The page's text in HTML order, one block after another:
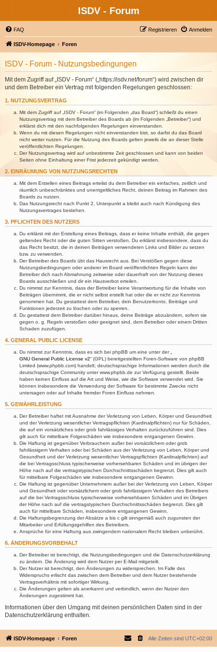
ISDV - Forum
FAQ Anmelden
Registrieren
ISDV-Homepage Foren
ISDV - Forum - Nutzungsbedingungen
Mit dem Zugriff auf „ISDV - Forum“ („https://isdv.net/forum“) wird zwischen dir
und dem Betreiber ein Vertrag mit folgenden Regelungen geschlossen:
1. NUTZUNGSVERTRAG
Mit dem Zugriff auf „ISDV - Forum“ (im Folgenden „das Board“) schließt du einen
Nutzungsvertrag mit dem Betreiber des Boards ab (im Folgenden „Betreiber“) und
erklärst dich mit den nachfolgenden Regelungen einverstanden.
Wenn du mit diesen Regelungen nicht einverstanden bist, so darfst du das Board
nicht weiter nutzen. Für die Nutzung des Boards gelten jeweils die an dieser Stelle
veröffentlichten Regelungen.
Der Nutzungsvertrag wird auf unbestimmte Zeit geschlossen und kann von beiden
Seiten ohne Einhaltung einer Frist jederzeit gekündigt werden.
2. EINRÄUMUNG VON NUTZUNGSRECHTEN
Mit dem Erstellen eines Beitrags erteilst du dem Betreiber ein einfaches, zeitlich und
räumlich unbeschränktes und unentgeltliches Recht, deinen Beitrag im Rahmen des
Boards zu nutzen.
Das Nutzungsrecht nach Punkt 2, Unterpunkt a bleibt auch nach Kündigung des
Nutzungsvertrages bestehen.
3. PFLICHTEN DES NUTZERS
Du erklärst mit der Erstellung eines Beitrags, dass er keine Inhalte enthält, die gegen
geltendes Recht oder die guten Sitten verstoßen. Du erklärst insbesondere, dass du
das Recht besitzt, die in deinen Beiträgen verwendeten Links und Bilder zu setzen
bzw. zu verwenden.
Der Betreiber des Boards übt das Hausrecht aus. Bei Verstößen gegen diese
Nutzungsbedingungen oder anderer im Board veröffentlichten Regeln kann der
Betreiber dich nach Abmahnung zeitweise oder dauerhaft von der Nutzung dieses
Boards ausschließen und dir ein Hausverbot erteilen.
Du nimmst zur Kenntnis, dass der Betreiber keine Verantwortung für die Inhalte von
Beiträgen übernimmt, die er nicht selbst erstellt hat oder die er nicht zur Kenntnis
genommen hat. Du gestattest dem Betreiber, dein Benutzerkonto, Beiträge und
Funktionen jederzeit zu löschen oder zu sperren.
Du gestattest dem Betreiber darüber hinaus, deine Beiträge abzuändern, sofern sie
gegen o. g. Regeln verstoßen oder geeignet sind, dem Betreiber oder einem Dritten
Schaden zuzufügen.
4. GENERAL PUBLIC LICENSE
Du nimmst zur Kenntnis, dass es sich bei phpBB um eine unter der „
GNU General Public License v2“ (GPL) bereitgestellten Foren-Software von phpBB
Limited (www.phpbb.com) handelt; deutschsprachige Informationen werden durch die
deutschsprachige Community unter www.phpbb.de zur Verfügung gestellt. Beide
haben keinen Einfluss auf die Art und Weise, wie die Software verwendet wird. Sie
können insbesondere die Verwendung der Software für bestimmte Zwecke nicht
untersagen oder auf Inhalte fremder Foren Einfluss nehmen.
5. GEWÄHRLEISTUNG
Der Betreiber haftet mit Ausnahme der Verletzung von Leben, Körper und Gesundheit
und der Verletzung wesentlicher Vertragspflichten (Kardinalpflichten) nur für Schäden,
die auf ein vorsätzliches oder grob fahrlässiges Verhalten zurückzuführen sind. Dies
gilt auch für mittelbare Folgeschäden wie insbesondere entgangenen Gewinn.
Die Haftung ist gegenüber Verbrauchern außer bei vorsätzlichem oder grob
fahrlässigem Verhalten oder bei Schäden aus der Verletzung von Leben, Körper und
Gesundheit und der Verletzung wesentlicher Vertragspflichten (Kardinalpflichten) auf
die bei Vertragsschluss typischerweise vorhersehbaren Schäden und im übrigen der
Höhe nach auf die vertragstypischen Durchschnittsschäden begrenzt. Dies gilt auch
für mittelbare Folgeschäden wie insbesondere entgangenen Gewinn.
Die Haftung ist gegenüber Unternehmern außer bei der Verletzung von Leben, Körper
und Gesundheit oder vorsätzlichem oder grob fahrlässigem Verhalten des Betreibers
auf die bei Vertragsschluss typischerweise vorhersehbaren Schäden und im Übrigen
der Höhe nach auf die vertragstypischen Durchschnittsschäden begrenzt. Dies gilt
auch für mittelbare Schäden, insbesondere entgangenen Gewinn.
Die Haftungsbegrenzung der Absätze a bis c gilt sinngemäß auch zugunsten der
Mitarbeiter und Erfüllungsgehilfen des Betreibers.
Ansprüche für eine Haftung aus zwingendem nationalem Recht bleiben unberührt.
6. ÄNDERUNGSVORBEHALT
Der Betreiber ist berechtigt, die Nutzungsbedingungen und die Datenschutzerklärung
zu ändern. Die Änderung wird dem Nutzer per E-Mail mitgeteilt.
Der Nutzer ist berechtigt, den Änderungen zu widersprechen. Im Falle des
Widerspruchs erlischt das zwischen dem Betreiber und dem Nutzer bestehende
Vertragsverhältnis mit sofortiger Wirkung.
Die Änderungen gelten als anerkannt und verbindlich, wenn der Nutzer den
Änderungen zugestimmt hat.
Informationen über den Umgang mit deinen persönlichen Daten sind in der
Datenschutzerklärung enthalten.
ISDV-Homepage Foren Alle Zeiten sind UTC+02:00